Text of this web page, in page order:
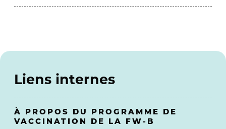
Liens internes
À PROPOS DU PROGRAMME DE
VACCINATION DE LA FW-B